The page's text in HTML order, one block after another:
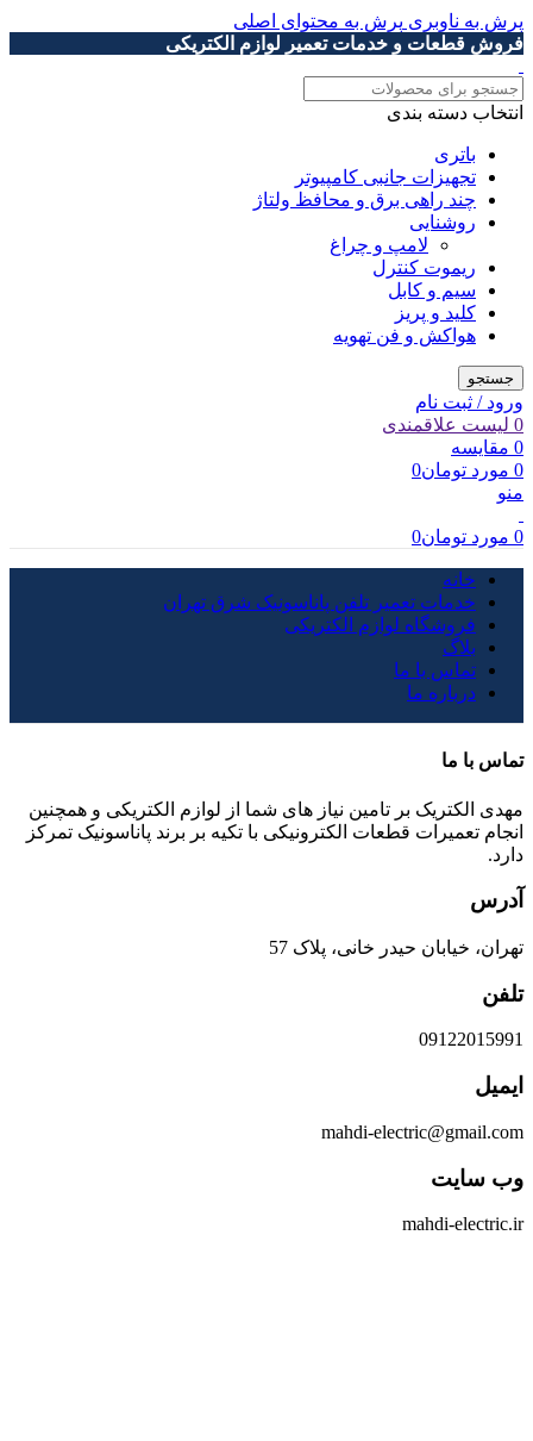
پرش به ناوبری پرش به محتوای اصلی
فروش قطعات و خدمات تعمیر لوازم الکتریکی
انتخاب دسته بندی
باتری
تجهیزات جانبی کامپیوتر
چند راهی برق و محافظ ولتاژ
روشنایی
لامپ و چراغ
ریموت کنترل
سیم و کابل
کلید و پریز
هواکش و فن تهویه
جستجو
ورود / ثبت نام
0 لیست علاقمندی
0 مقایسه
0 مورد تومان0
منو
0 مورد تومان0
خانه
خدمات تعمیر تلفن پاناسونیک شرق تهران
فروشگاه لوازم الکتریکی
بلاگ
تماس با ما
درباره ما
تماس با ما
مهدی الکتریک بر تامین نیاز های شما از لوازم الکتریکی و همچنین
انجام تعمیرات قطعات الکترونیکی با تکیه بر برند پاناسونیک تمرکز
دارد.
آدرس
تهران، خیابان حیدر خانی، پلاک 57
تلفن
09122015991
ایمیل
mahdi-electric@gmail.com
وب سایت
mahdi-electric.ir